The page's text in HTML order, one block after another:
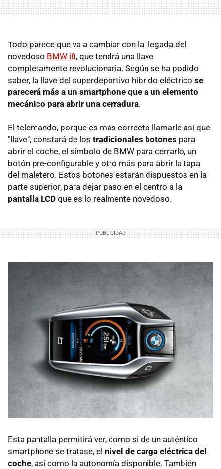
Todo parece que va a cambiar con la llegada del
novedoso BMW i8, que tendrá una llave
completamente revolucionaria. Según se ha podido
saber, la llave del superdeportivo híbrido eléctrico se
parecerá más a un smartphone que a un elemento
mecánico para abrir una cerradura.
El telemando, porque es más correcto llamarle así que
"llave", constará de los tradicionales botones para
abrir el coche, el símbolo de BMW para cerrarlo, un
botón pre-configurable y otro más para abrir la tapa
del maletero. Estos botones estarán dispuestos en la
parte superior, para dejar paso en el centro a la
pantalla LCD que es lo realmente novedoso.
Esta pantalla permitirá ver, como si de un auténtico
smartphone se tratase, el nivel de carga eléctrica del
coche, así como la autonomía disponible. También